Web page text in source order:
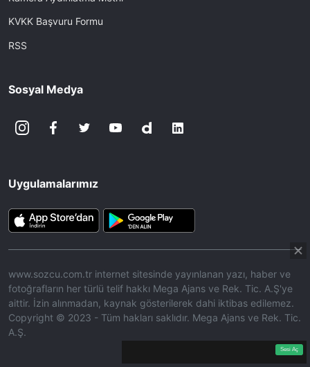
Aç
7.19%
Sesi Aç
KVKK Başvuru Formu
RSS
Sosyal Medya
Uygulamalarımız
www.sozcu.com.tr internet sitesinde yayınlanan yazı, haber ve
fotoğrafların her türlü telif hakkı Mega Ajans ve Rek. Tic. A.Ş'ye
aittir. İzin alınmadan, kaynak gösterilerek dahi iktibas edilemez.
Copyright © 2023 - Tüm hakları saklıdır. Mega Ajans ve Rek. Tic.
A.Ş.